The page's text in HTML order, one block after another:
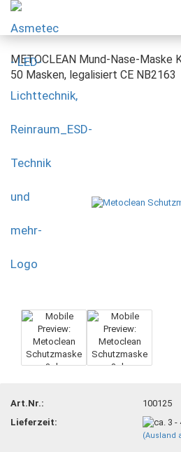
METOCLEAN Mund-Nase-Maske
50 Masken, legalisiert CE NB2163
Art.Nr.:
100125
Lieferzeit:
(Ausland